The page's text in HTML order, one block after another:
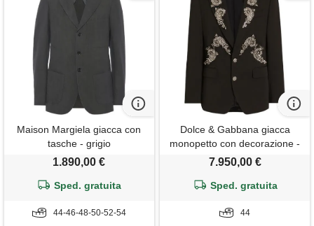
Maison Margiela giacca con
tasche - grigio
1.890,00 €
Sped. gratuita
44-46-48-50-52-54
Dolce & Gabbana giacca
monopetto con decorazione -
nero
7.950,00 €
Sped. gratuita
44